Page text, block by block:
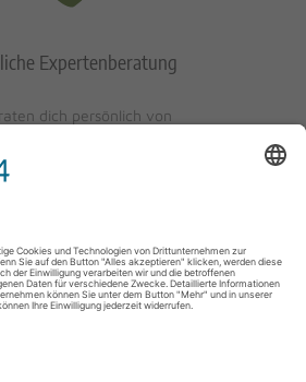
Expertenberatung
dich persönlich von
405401-10